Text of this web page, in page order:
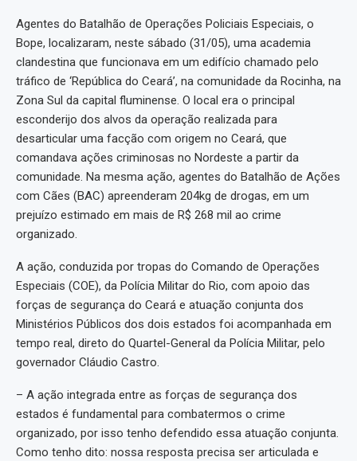
Agentes do Batalhão de Operações Policiais Especiais, o
Bope, localizaram, neste sábado (31/05), uma academia
clandestina que funcionava em um edifício chamado pelo
tráfico de ‘República do Ceará’, na comunidade da Rocinha, na
Zona Sul da capital fluminense. O local era o principal
esconderijo dos alvos da operação realizada para
desarticular uma facção com origem no Ceará, que
comandava ações criminosas no Nordeste a partir da
comunidade. Na mesma ação, agentes do Batalhão de Ações
com Cães (BAC) apreenderam 204kg de drogas, em um
prejuízo estimado em mais de R$ 268 mil ao crime
organizado.
A ação, conduzida por tropas do Comando de Operações
Especiais (COE), da Polícia Militar do Rio, com apoio das
forças de segurança do Ceará e atuação conjunta dos
Ministérios Públicos dos dois estados foi acompanhada em
tempo real, direto do Quartel-General da Polícia Militar, pelo
governador Cláudio Castro.
– A ação integrada entre as forças de segurança dos
estados é fundamental para combatermos o crime
organizado, por isso tenho defendido essa atuação conjunta.
Como tenho dito: nossa resposta precisa ser articulada e